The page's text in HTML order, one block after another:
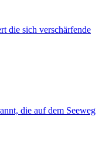
die sich verschärfende
die auf dem Seeweg